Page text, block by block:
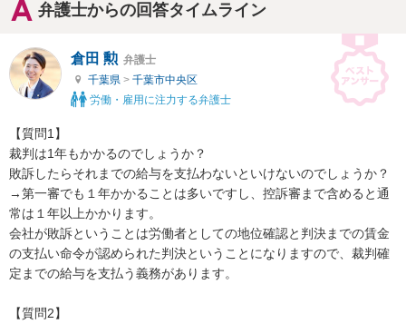
弁護士からの回答タイムライン
倉田 勲 弁護士
千葉県 > 千葉市中央区
労働・雇用に注力する弁護士
【質問1】
裁判は1年もかかるのでしょうか？
敗訴したらそれまでの給与を支払わないといけないのでしょうか？
→第一審でも１年かかることは多いですし、控訴審まで含めると通
常は１年以上かかります。
会社が敗訴ということは労働者としての地位確認と判決までの賃金
の支払い命令が認められた判決ということになりますので、裁判確
定までの給与を支払う義務があります。
【質問2】